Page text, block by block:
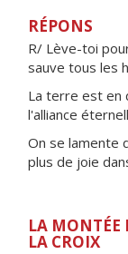
RÉPONS
R/ Lève-toi
sauve tous les
La terre est en
l'alliance
On se lamente
plus de joie
LA MONTÉE
LA CROIX